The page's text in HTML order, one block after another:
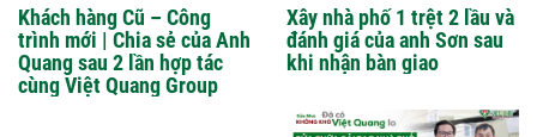
Khách hàng Cũ – Công
trình mới | Chia sẻ của Anh
Quang sau 2 lần hợp tác
cùng Việt Quang Group
Xây nhà phố 1 trệt 2 lầu và
đánh giá của anh Sơn sau
khi nhận bàn giao